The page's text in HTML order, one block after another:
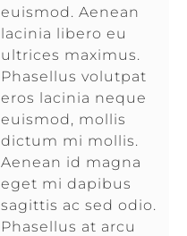
euismod. Aenean
lacinia libero eu
ultrices maximus.
Phasellus volutpat
eros lacinia neque
euismod, mollis
dictum mi mollis.
Aenean id magna
eget mi dapibus
sagittis ac sed odio.
Phasellus at arcu